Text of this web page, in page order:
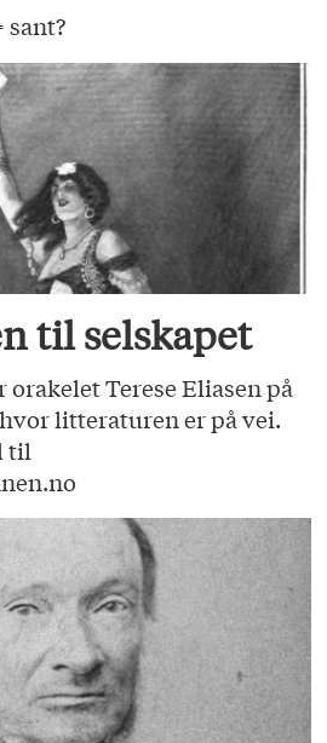
sant?
til selskapet
Terese Eliasen på
litteraturen er på vei.
til